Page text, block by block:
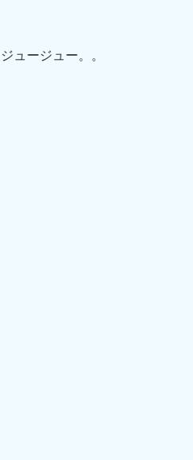
ジュージュー。。